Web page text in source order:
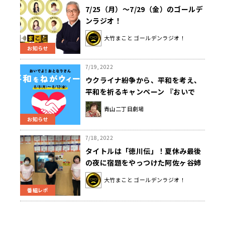
お知らせ
7/25（月）～7/29（金）のゴールデ
ンラジオ！
大竹まこと ゴールデンラジオ！
お知らせ
7/19, 2022
ウクライナ紛争から、平和を考え、
平和を祈るキャンペーン 『おいで
よ！おとなりさん 平和をねがウィー
ク』 8月8日（月)～12日（金）
青山二丁目劇場
番組レポ
7/18, 2022
タイトルは「徳川伝」！夏休み最後
の夜に宿題をやっつけた阿佐ヶ谷姉
妹・美穂の怪作とは？
大竹まこと ゴールデンラジオ！